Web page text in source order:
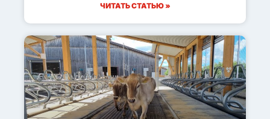
ЧИТАТЬ СТАТЬЮ »